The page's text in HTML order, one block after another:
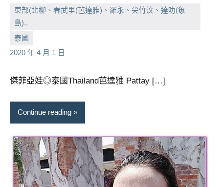
東部(北柳、春武里(芭達雅)、羅永、尖竹汶、達叻(象
島)..
泰國
2020 年 4 月 1 日
小
芳
No
comments
傑菲亞娃◎泰國Thailand芭達雅 Pattay […]
Continue reading